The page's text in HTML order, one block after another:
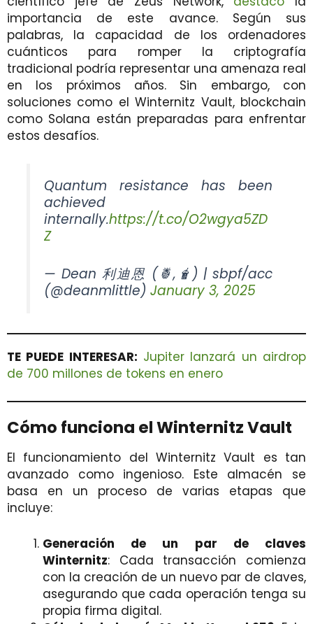
importancia de este avance. Según sus
palabras, la capacidad de los ordenadores
cuánticos para romper la criptografía
tradicional podría representar una amenaza real
en los próximos años. Sin embargo, con
soluciones como el Winternitz Vault, blockchain
como Solana están preparadas para enfrentar
estos desafíos.
Quantum resistance has been
achieved
internally.https://t.co/O2wgya5ZD
Z
— Dean 利迪恩 (🍍,🧋) | sbpf/acc
(@deanmlittle)January 3, 2025
TE PUEDE INTERESAR: Jupiter lanzará un airdrop
de 700 millones de tokens en enero
Cómo funciona el Winternitz Vault
El funcionamiento del Winternitz Vault es tan
avanzado como ingenioso. Este almacén se
basa en un proceso de varias etapas que
incluye:
Generación de un par de claves
Winternitz: Cada transacción comienza
con la creación de un nuevo par de claves,
asegurando que cada operación tenga su
propia firma digital.